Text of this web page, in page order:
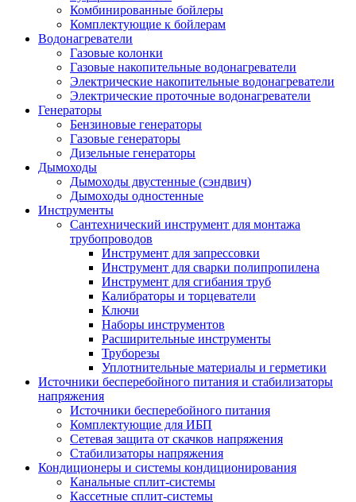
Комбинированные бойлеры
Комплектующие к бойлерам
Водонагреватели
Газовые колонки
Газовые накопительные водонагреватели
Электрические накопительные водонагреватели
Электрические проточные водонагреватели
Генераторы
Бензиновые генераторы
Газовые генераторы
Дизельные генераторы
Дымоходы
Дымоходы двустенные (сэндвич)
Дымоходы одностенные
Инструменты
Сантехнический инструмент для монтажа
трубопроводов
Инструмент для запрессовки
Инструмент для сварки полипропилена
Инструмент для сгибания труб
Калибраторы и торцеватели
Ключи
Наборы инструментов
Расширительные инструменты
Труборезы
Уплотнительные материалы и герметики
Источники бесперебойного питания и стабилизаторы
напряжения
Источники бесперебойного питания
Комплектующие для ИБП
Сетевая защита от скачков напряжения
Стабилизаторы напряжения
Кондиционеры и системы кондиционирования
Канальные сплит-системы
Кассетные сплит-системы